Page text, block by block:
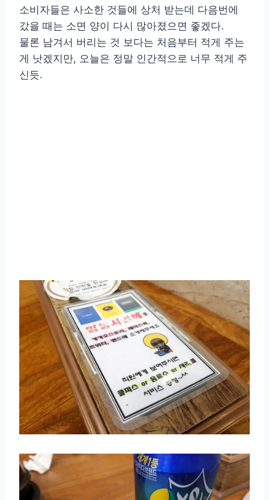
소비자들은 사소한 것들에 상처 받는데 다음번에
갔을 때는 소면 양이 다시 많아졌으면 좋겠다.
물론 남겨서 버리는 것 보다는 처음부터 적게 주는
게 낫겠지만, 오늘은 정말 인간적으로 너무 적게 주
신듯.